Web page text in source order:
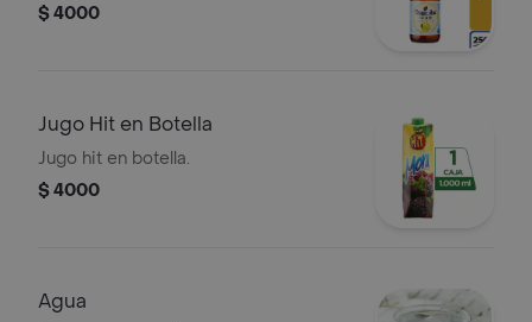
$ 4000
Jugo Hit en Botella
Jugo hit en botella.
$ 4000
Agua